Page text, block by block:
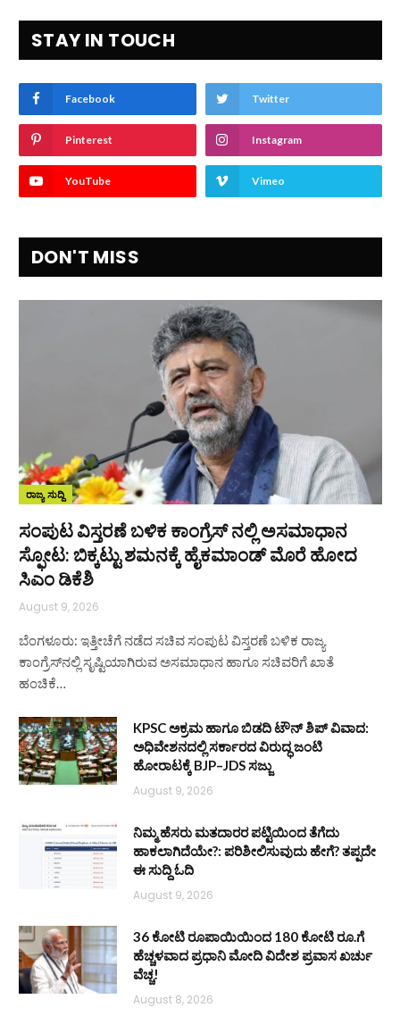
STAY IN TOUCH
Facebook Twitter
Pinterest Instagram
YouTube Vimeo
DON'T MISS
ರಾಜ್ಯ ಸುದ್ದಿ
ಸಂಪುಟ ವಿಸ್ತರಣೆ ಬಳಿಕ ಕಾಂಗ್ರೆಸ್‌ ನಲ್ಲಿ ಅಸಮಾಧಾನ
ಸ್ಫೋಟ: ಬಿಕ್ಕಟ್ಟು ಶಮನಕ್ಕೆ ಹೈಕಮಾಂಡ್‌ ಮೊರೆ ಹೋದ
ಸಿಎಂ ಡಿಕೆಶಿ
August 9, 2026
ಬೆಂಗಳೂರು: ಇತ್ತೀಚೆಗೆ ನಡೆದ ಸಚಿವ ಸಂಪುಟ ವಿಸ್ತರಣೆ ಬಳಿಕ ರಾಜ್ಯ
ಕಾಂಗ್ರೆಸ್‌ನಲ್ಲಿ ಸೃಷ್ಟಿಯಾಗಿರುವ ಅಸಮಾಧಾನ ಹಾಗೂ ಸಚಿವರಿಗೆ ಖಾತೆ
ಹಂಚಿಕೆ…
KPSC ಅಕ್ರಮ ಹಾಗೂ ಬಿಡದಿ ಟೌನ್‌ ಶಿಪ್ ವಿವಾದ:
ಅಧಿವೇಶನದಲ್ಲಿ ಸರ್ಕಾರದ ವಿರುದ್ಧ ಜಂಟಿ
ಹೋರಾಟಕ್ಕೆ BJP–JDS ಸಜ್ಜು
August 9, 2026
ನಿಮ್ಮ ಹೆಸರು ಮತದಾರರ ಪಟ್ಟಿಯಿಂದ ತೆಗೆದು
ಹಾಕಲಾಗಿದೆಯೇ?: ಪರಿಶೀಲಿಸುವುದು ಹೇಗೆ? ತಪ್ಪದೇ
ಈ ಸುದ್ದಿ ಓದಿ
August 9, 2026
36 ಕೋಟಿ ರೂಪಾಯಿಯಿಂದ 180 ಕೋಟಿ ರೂ.ಗೆ
ಹೆಚ್ಚಳವಾದ ಪ್ರಧಾನಿ ಮೋದಿ ವಿದೇಶ ಪ್ರವಾಸ ಖರ್ಚು
ವೆಚ್ಚ!
August 8, 2026